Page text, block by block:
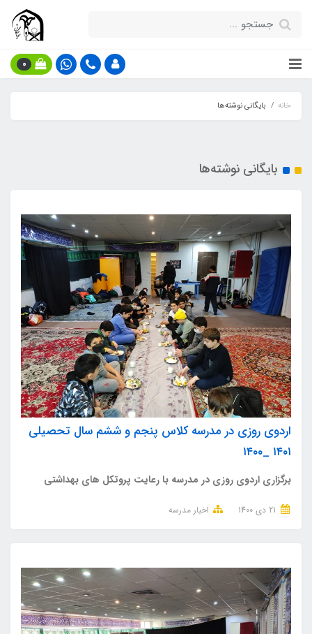
0
خانه بایگانی نوشته‌ها
بایگانی نوشته‌ها
اردوی روزی در مدرسه کلاس پنجم و ششم سال تحصیلی
۱۴۰۱ _۱۴۰۰
برگزاری اردوی روزی در مدرسه با رعایت پروتکل های بهداشتی
اخبار مدرسه